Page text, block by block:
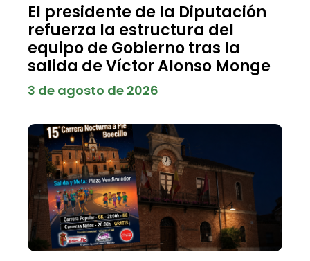
El presidente de la Diputación
refuerza la estructura del
equipo de Gobierno tras la
salida de Víctor Alonso Monge
3 de agosto de 2026